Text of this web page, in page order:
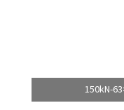
150kN-